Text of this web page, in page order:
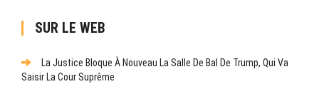
SUR LE WEB
La Justice Bloque À Nouveau La Salle De Bal De Trump, Qui Va
Saisir La Cour Suprême